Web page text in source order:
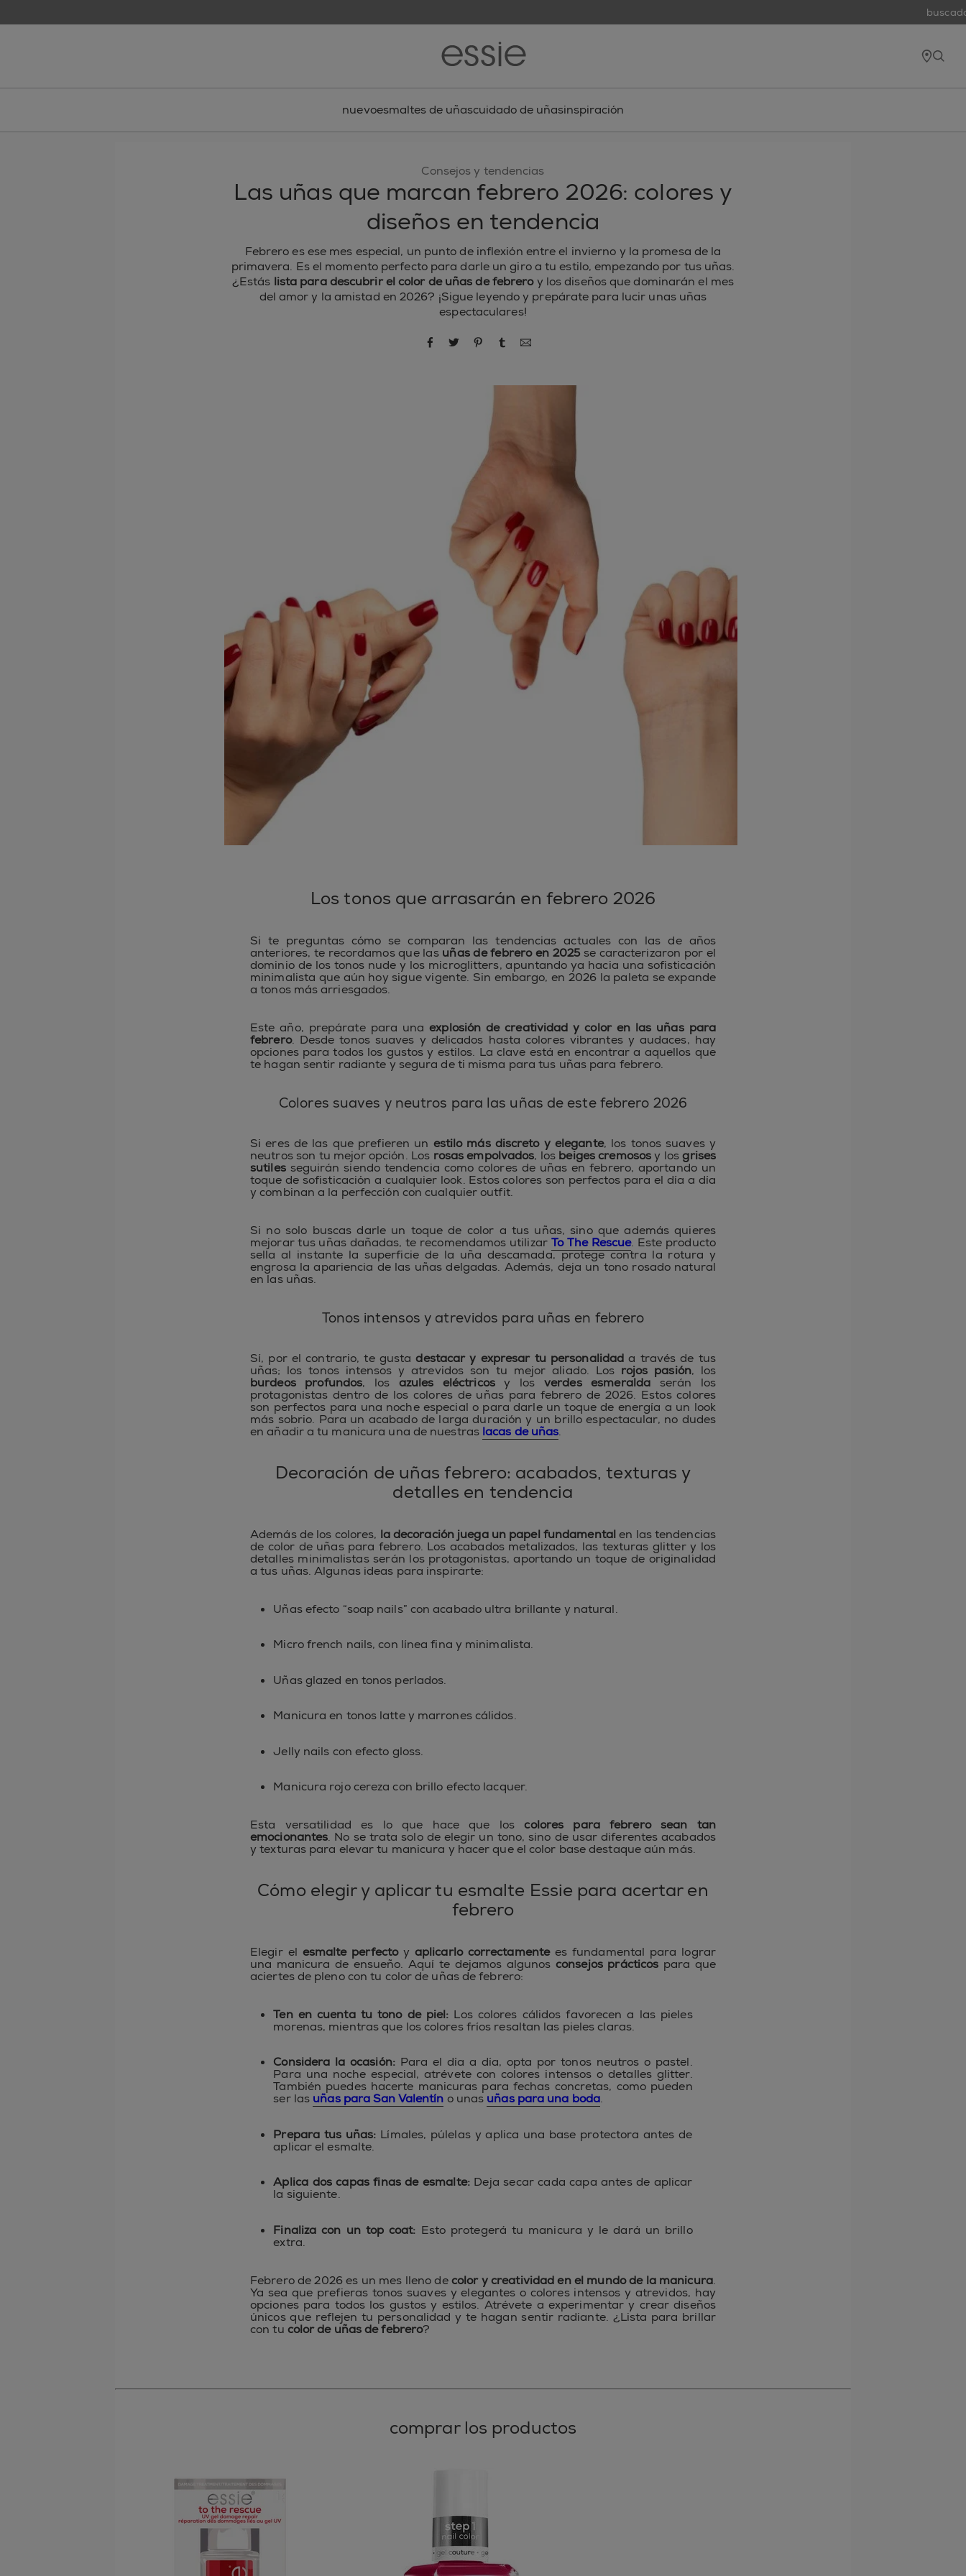
nuevoesmaltes de uñascuidado de uñasinspiración
Consejos y tendencias
Las uñas que marcan febrero 2026: colores y
diseños en tendencia
Febrero es ese mes especial, un punto de inflexión entre el invierno y la promesa de la
primavera. Es el momento perfecto para darle un giro a tu estilo, empezando por tus uñas.
¿Estás lista para descubrir el color de uñas de febreroy los diseños que dominarán el mes
del amor y la amistad en 2026? ¡Sigue leyendo y prepárate para lucir unas uñas
espectaculares!
compartir por Facebook
compartir por Twitter
compartir por Pinterest
compartir por Tumblr
compartir por correo electrónico
Los tonos que arrasarán en febrero 2026
Si te preguntas cómo se comparan las tendencias actuales con las de años
anteriores, te recordamos que las uñas de febrero en 2025 se caracterizaron por el
dominio de los tonos nude y los microglitters, apuntando ya hacia una sofisticación
minimalista que aún hoy sigue vigente. Sin embargo, en 2026 la paleta se expande
a tonos más arriesgados.
Este año, prepárate para unaexplosión de creatividad y color en las uñas para
febrero. Desde tonos suaves y delicados hasta colores vibrantes y audaces, hay
opciones para todos los gustos y estilos. La clave está en encontrar a aquellos que
te hagan sentir radiante y segura de ti misma para tus uñas para febrero.
Colores suaves y neutros para las uñas de este febrero 2026
Si eres de las que prefieren un estilo más discreto y elegante, los tonos suaves y
neutros son tu mejor opción. Los rosas empolvados, los beiges cremososy losgrises
sutilesseguirán siendo tendencia como colores de uñas en febrero, aportando un
toque de sofisticación a cualquier look. Estos colores son perfectos para el día a día
y combinan a la perfección con cualquier outfit.
Si no solo buscas darle un toque de color a tus uñas, sino que además quieres
mejorar tus uñas dañadas, te recomendamos utilizar To The Rescue. Este producto
sella al instante la superficie de la uña descamada, protege contra la rotura y
engrosa la apariencia de las uñas delgadas. Además, deja un tono rosado natural
en las uñas.
Tonos intensos y atrevidos para uñas en febrero
Sí, por el contrario, te gustadestacar y expresar tu personalidad a través de tus
uñas; los tonos intensos y atrevidos son tu mejor aliado. Los rojos pasión, los
burdeos profundos, los azules eléctricosy los verdes esmeralda serán los
protagonistas dentro de los colores de uñas para febrero de 2026. Estos colores
son perfectos para una noche especial o para darle un toque de energía a un look
más sobrio. Para un acabado de larga duración y un brillo espectacular, no dudes
en añadir a tu manicura una de nuestras lacas de uñas.
Decoración de uñas febrero: acabados, texturas y
detalles en tendencia
Además de los colores, la decoración juega un papel fundamentalen las tendencias
de color de uñas para febrero. Los acabados metalizados, las texturas glitter y los
detalles minimalistas serán los protagonistas, aportando un toque de originalidad
a tus uñas. Algunas ideas para inspirarte:
Uñas efecto “soap nails” con acabado ultra brillante y natural.
Micro french nails, con línea fina y minimalista.
Uñas glazed en tonos perlados.
Manicura en tonos latte y marrones cálidos.
Jelly nails con efecto gloss.
Manicura rojo cereza con brillo efecto lacquer.
Esta versatilidad es lo que hace que loscolores para febrero sean tan
emocionantes. No se trata solo de elegir un tono, sino de usar diferentes acabados
y texturas para elevar tu manicura y hacer que el color base destaque aún más.
Cómo elegir y aplicar tu esmalte Essie para acertar en
febrero
Elegir el esmalte perfectoy aplicarlo correctamentees fundamental para lograr
una manicura de ensueño. Aquí te dejamos algunosconsejos prácticos para que
aciertes de pleno con tu color de uñas de febrero:
Ten en cuenta tu tono de piel: Los colores cálidos favorecen a las pieles
morenas, mientras que los colores fríos resaltan las pieles claras.
Considera la ocasión:Para el día a día, opta por tonos neutros o pastel.
Para una noche especial, atrévete con colores intensos o detalles glitter.
También puedes hacerte manicuras para fechas concretas, como pueden
ser las uñas para San Valentín o unas uñas para una boda.
Prepara tus uñas: Límales, púlelas y aplica una base protectora antes de
aplicar el esmalte.
Aplica dos capas finas de esmalte:Deja secar cada capa antes de aplicar
la siguiente.
Finaliza con un top coat: Esto protegerá tu manicura y le dará un brillo
extra.
Febrero de 2026 es un mes lleno decolor y creatividad en el mundo de la manicura.
Ya sea que prefieras tonos suaves y elegantes o colores intensos y atrevidos, hay
opciones para todos los gustos y estilos. Atrévete a experimentar y crear diseños
únicos que reflejen tu personalidad y te hagan sentir radiante. ¿Lista para brillar
con tu color de uñas de febrero?
comprar los productos